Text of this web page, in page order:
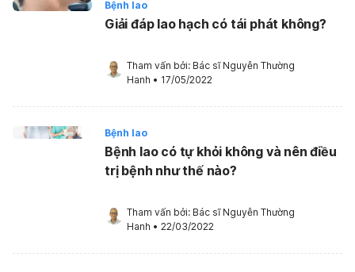
Bệnh lao
Giải đáp lao hạch có tái phát không?
Tham vấn bởi: Bác sĩ Nguyễn Thường
Hanh • 17/05/2022
Bệnh lao
Bệnh lao có tự khỏi không và nên điều
trị bệnh như thế nào?
Tham vấn bởi: Bác sĩ Nguyễn Thường
Hanh • 22/03/2022